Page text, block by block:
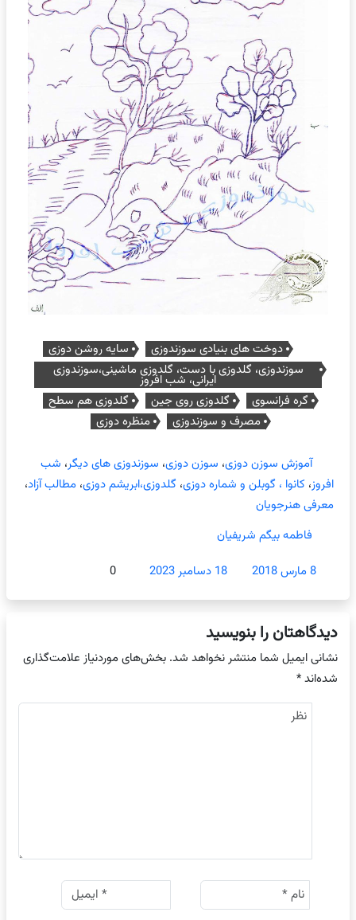
دوخت های بنیادی سوزندوزی
سایه روشن دوزی
سوزندوزی، گلدوزی با دست، گلدوزی ماشینی،سوزندوزی
ایرانی، شب افروز
گره فرانسوی
گلدوزی روی جین
گلدوزی هم سطح
مصرف و سوزندوزی
منظره دوزی
آموزش سوزن دوزی، سوزن دوزی، سوزندوزی های دیگر، شب
افروز،کانوا ، گوبلن و شماره دوزی،گلدوزی،ابریشم دوزی،مطالب آزاد،
معرفی هنرجویان
فاطمه بیگم شریفیان
8 مارس 2018
18 دسامبر 2023 0
دیدگاهتان را بنویسید
نشانی ایمیل شما منتشر نخواهد شد. بخش‌های موردنیاز علامت‌گذاری
شده‌اند*